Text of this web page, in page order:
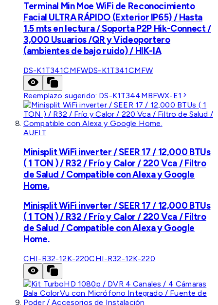
Terminal Min Moe WiFi de Reconocimiento
Facial ULTRA RÁPIDO (Exterior IP65) / Hasta
1.5 mts en lectura / Soporta P2P Hik-Connect /
3,000 Usuarios /QR y Videoportero
(ambientes de bajo ruido) / HIK-IA
DS-K1T341CMFWDS-K1T341CMFW
Reemplazo sugerido: DS-K1T344MBFWX-E1
AUFIT
Minisplit WiFi inverter / SEER 17 / 12,000 BTUs
( 1 TON ) / R32 / Frío y Calor / 220 Vca / Filtro
de Salud / Compatible con Alexa y Google
Home.
Minisplit WiFi inverter / SEER 17 / 12,000 BTUs
( 1 TON ) / R32 / Frío y Calor / 220 Vca / Filtro
de Salud / Compatible con Alexa y Google
Home.
CHI-R32-12K-220CHI-R32-12K-220